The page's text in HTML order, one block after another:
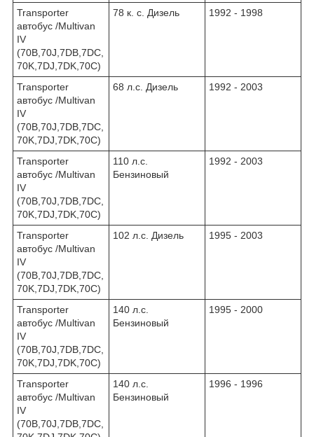
Transporter
автобус /Multivan
IV
(70B,70J,7DB,7DC,
70K,7DJ,7DK,70C)
78 к. с. Дизель 1992 - 1998
Transporter
автобус /Multivan
IV
(70B,70J,7DB,7DC,
70K,7DJ,7DK,70C)
68 л.с. Дизель 1992 - 2003
Transporter
автобус /Multivan
IV
(70B,70J,7DB,7DC,
70K,7DJ,7DK,70C)
110 л.с.
Бензиновый
1992 - 2003
Transporter
автобус /Multivan
IV
(70B,70J,7DB,7DC,
70K,7DJ,7DK,70C)
102 л.с. Дизель 1995 - 2003
Transporter
автобус /Multivan
IV
(70B,70J,7DB,7DC,
70K,7DJ,7DK,70C)
140 л.с.
Бензиновый
1995 - 2000
Transporter
автобус /Multivan
IV
(70B,70J,7DB,7DC,
140 л.с.
Бензиновый
1996 - 1996